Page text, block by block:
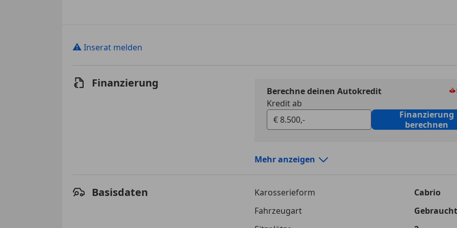
⚠ Inserat melden
Finanzierung
Berechne deinen Autokredit
Kredit ab
Finanzierung
berechnen
Laufzeit
120
Kreditbetrag
€ 8 500,-
Mehr anzeigen
Basisdaten Karosserieform
Cabrio
Fahrzeugart
Gebraucht